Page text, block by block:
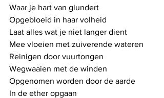
Waar je hart van glundert
Opgebloeid in haar volheid
Laat alles wat je niet langer dient
Mee vloeien met zuiverende wateren
Reinigen door vuurtongen
Wegwaaien met de winden
Opgenomen worden door de aarde
In de ether opgaan